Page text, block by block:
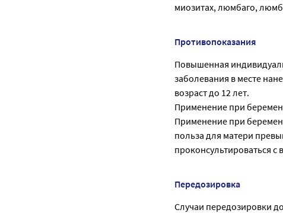
миозитах, люмбаго,
Противопоказания
Повышенная
заболевания в месте
возраст до 12 лет.
Применение при
Применение при
польза для матери
проконсультироваться с
Передозировка
Случаи передозировки